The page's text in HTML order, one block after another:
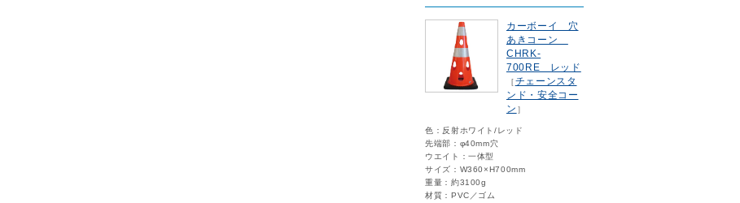
カーボーイ 穴
あきコーン
CHRK-
700RE レッド
［チェーンスタ
ンド・安全コー
ン ］
色：反射ホワイト/レッド
先端部：φ40mm穴
ウエイト：一体型
サイズ：W360×H700mm
重量：約3100g
材質：PVC／ゴム